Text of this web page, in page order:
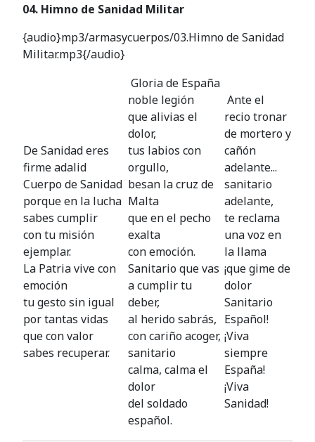
04. Himno de Sanidad Militar
{audio}mp3/armasycuerpos/03.Himno de Sanidad
Militar.mp3{/audio}
De Sanidad eres
firme adalid
Cuerpo de Sanidad
porque en la lucha
sabes cumplir
con tu misión
ejemplar.
La Patria vive con
emoción
tu gesto sin igual
por tantas vidas
que con valor
sabes recuperar.
Gloria de España
noble legión
que alivias el
dolor,
tus labios con
orgullo,
besan la cruz de
Malta
que en el pecho
exalta
con emoción.
Sanitario que vas
a cumplir tu
deber,
al herido sabrás,
con cariño acoger,
sanitario
calma, calma el
dolor
del soldado
español.
Ante el
recio tronar
de mortero y
cañón
adelante...
sanitario
adelante,
te reclama
una voz en
la llama
¡que gime de
dolor
Sanitario
Español!
¡Viva
siempre
España!
¡Viva
Sanidad!